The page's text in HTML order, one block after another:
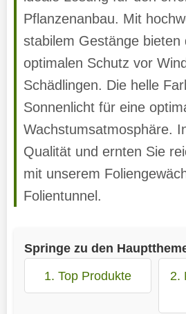
Pflanzenanbau. Mit
stabilem Gestänge bieten
optimalen Schutz vor
Schädlingen. Die helle
Sonnenlicht für eine
Wachstumsatmosphäre.
Qualität und ernten Sie
mit unserem
Folientunnel.
Springe zu den
1. Top Produkte
2.